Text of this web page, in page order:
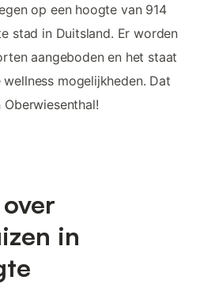
op een hoogte van 914
stad in Duitsland. Er worden
aangeboden en het staat
mogelijkheden. Dat
in